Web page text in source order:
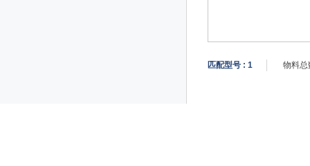
匹配型号 : 1 物料